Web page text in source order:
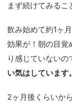
まず続けてみるこ
飲み始めて約1ヶ
効果が！朝の目覚
り感じていない
い気はしています。
2ヶ月後くらいか